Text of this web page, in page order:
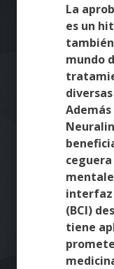
La
es un
mundo
interfaz
(BCI)
tiene